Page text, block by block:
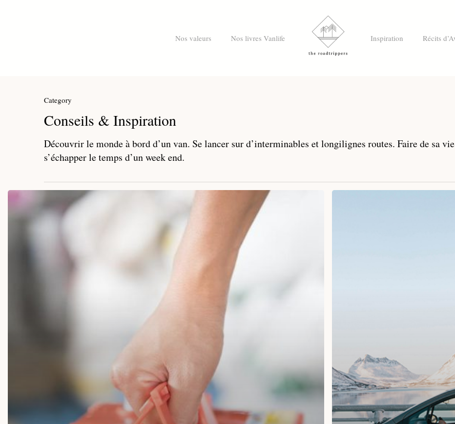
Nos valeurs Nos livres Vanlife Inspiration Récits
Category
Conseils & Inspiration
Découvrir le monde à bord d’un van. Se lancer sur d’interminables et longilignes routes. Faire de sa
s’échapper le temps d’un week end.